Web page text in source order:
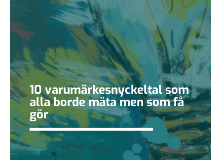
10 varumärkesnyckeltal som
alla borde mäta men som få
gör